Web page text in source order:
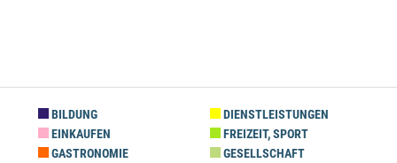
BILDUNG
DIENSTLEISTUNGEN
EINKAUFEN
FREIZEIT, SPORT
GASTRONOMIE
GESELLSCHAFT